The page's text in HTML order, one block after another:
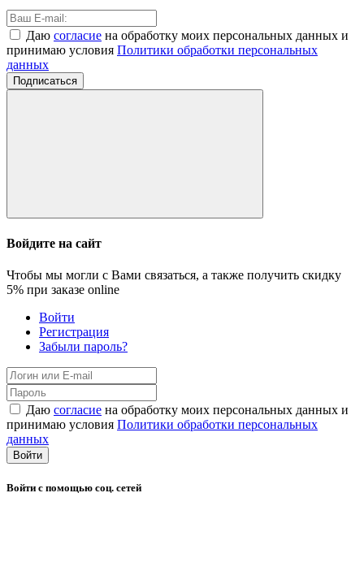
Даю согласие на обработку моих персональных данных и
принимаю условия Политики обработки персональных
данных
Подписаться
Войдите на сайт
Чтобы мы могли с Вами связаться, а также получить скидку
5% при заказе online
Войти
Регистрация
Забыли пароль?
Даю согласие на обработку моих персональных данных и
принимаю условия Политики обработки персональных
данных
Войти
Войти с помощью соц. сетей